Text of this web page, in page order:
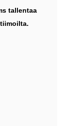
tallentaa